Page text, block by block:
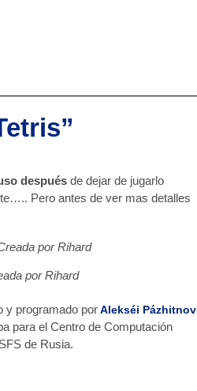
despuésde dejar de jugarlo
Pero antes de ver mas detalles
por Rihard
y programado porAlekséi Pázhitnov
para el Centro de Computación
de Rusia.